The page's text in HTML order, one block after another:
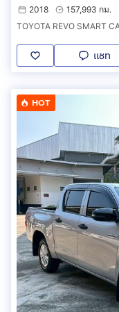
2018
157,993 กม.
TOYOTA REVO SMART
แชท
HOT